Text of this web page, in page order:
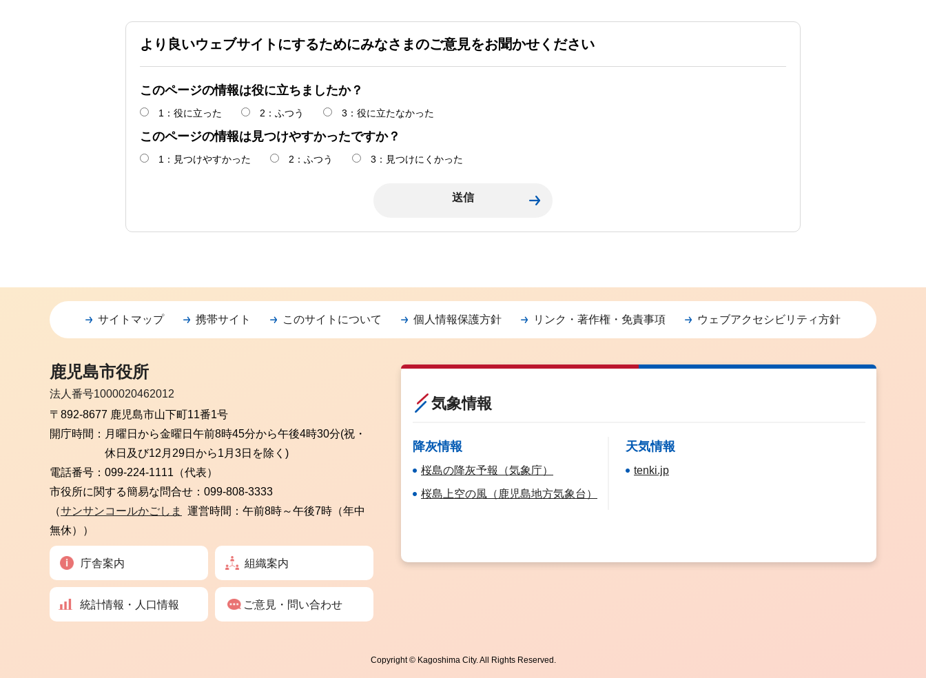
より良いウェブサイトにするためにみなさまのご意見をお聞かせください
このページの情報は役に立ちましたか？
1：役に立った 2：ふつう 3：役に立たなかった
このページの情報は見つけやすかったですか？
1：見つけやすかった 2：ふつう 3：見つけにくかった
サイトマップ 携帯サイト このサイトについて 個人情報保護方針 リンク・著作権・免責事項 ウェブアクセシビリティ方針
鹿児島市役所
法人番号1000020462012
〒892-8677 鹿児島市山下町11番1号
開庁時間： 月曜日から金曜日 午前8時45分から午後4時30分(祝・
休日及び12月29日から1月3日を除く)
電話番号： 099-224-1111（代表）
市役所に関する簡易な問合せ： 099-808-3333
（サンサンコールかごしま
運営時間：午前8時～午後7時（年中
無休））
庁舎案内 組織案内
統計情報・人口情報 ご意見・問い合わせ
気象情報
降灰情報
桜島の降灰予報（気象庁）
桜島上空の風（鹿児島地方気象台）
天気情報
tenki.jp
Copyright © Kagoshima City. All Rights Reserved.